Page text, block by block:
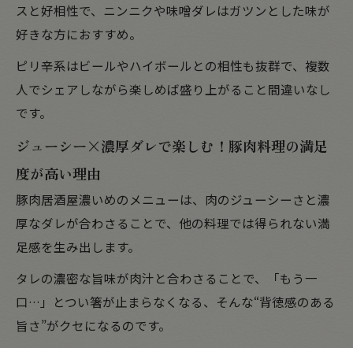
スと好相性で、ニンニクや味噌ダレはガツンとした味が
好きな方におすすめ。
ピリ辛系はビールやハイボールとの相性も抜群で、複数
人でシェアしながら楽しめば盛り上がること間違いなし
です。
ジューシー×濃厚ダレで楽しむ！豚肉料理の満足
度が高い理由
豚肉居酒屋濃いめのメニューは、肉のジューシーさと濃
厚なダレが合わさることで、他の料理では得られない満
足感を生み出します。
タレの濃密な旨味が肉汁と合わさることで、「もう一
口…」とつい箸が止まらなくなる、そんな“背徳感のある
旨さ”がクセになるのです。